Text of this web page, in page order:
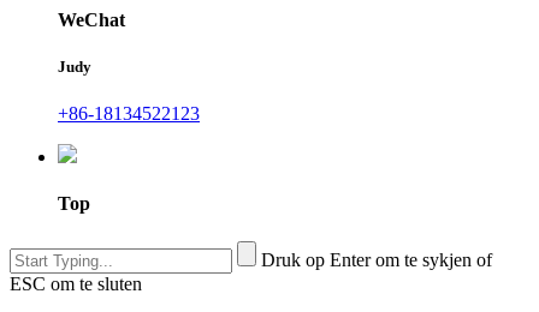
WeChat
Judy
+86-18134522123
Top
Druk op Enter om te sykjen of
ESC om te sluten